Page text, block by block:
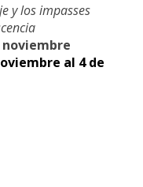
y los impasses
noviembre
al 4 de